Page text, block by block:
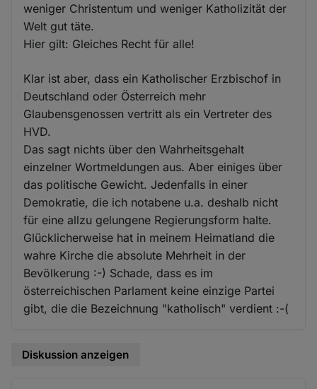
weniger Christentum und weniger Katholizität der
Welt gut täte.
Hier gilt: Gleiches Recht für alle!
Klar ist aber, dass ein Katholischer Erzbischof in
Deutschland oder Österreich mehr
Glaubensgenossen vertritt als ein Vertreter des
HVD.
Das sagt nichts über den Wahrheitsgehalt
einzelner Wortmeldungen aus. Aber einiges über
das politische Gewicht. Jedenfalls in einer
Demokratie, die ich notabene u.a. deshalb nicht
für eine allzu gelungene Regierungsform halte.
Glücklicherweise hat in meinem Heimatland die
wahre Kirche die absolute Mehrheit in der
Bevölkerung :-) Schade, dass es im
österreichischen Parlament keine einzige Partei
gibt, die die Bezeichnung "katholisch" verdient :-(
Diskussion anzeigen